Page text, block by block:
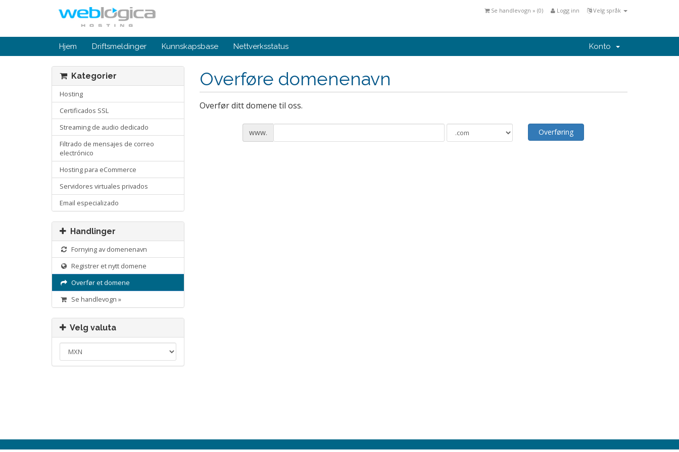
Velg språk
Logg inn
Se handlevogn » (0)
Hjem Driftsmeldinger Kunnskapsbase Nettverksstatus Konto
Overføre domenenavn
Kategorier
Hosting
Certificados SSL
Streaming de audio dedicado
Filtrado de mensajes de correo
electrónico
Hosting para eCommerce
Servidores virtuales privados
Email especializado
Handlinger
Fornying av domenenavn
Registrer et nytt domene
Overfør et domene
Se handlevogn »
Velg valuta
Overfør ditt domene til oss.
www. Overføring